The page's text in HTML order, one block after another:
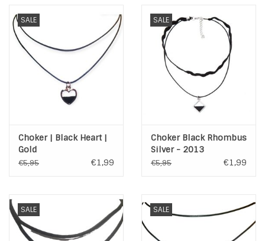
SALE
Choker | Black Heart |
Gold
€5,95 €1,99
SALE
Choker Black Rhombus
Silver - 2013
€5,95 €1,99
SALE SALE